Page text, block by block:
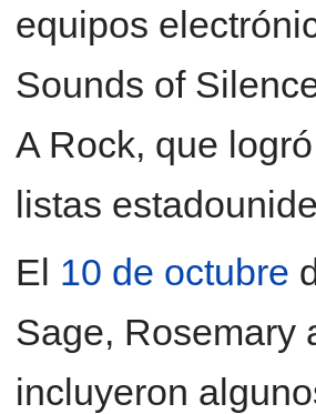
equipos
Sounds of
A Rock, que
listas
El 10 de octubre
Sage, Rosemary
incluyeron